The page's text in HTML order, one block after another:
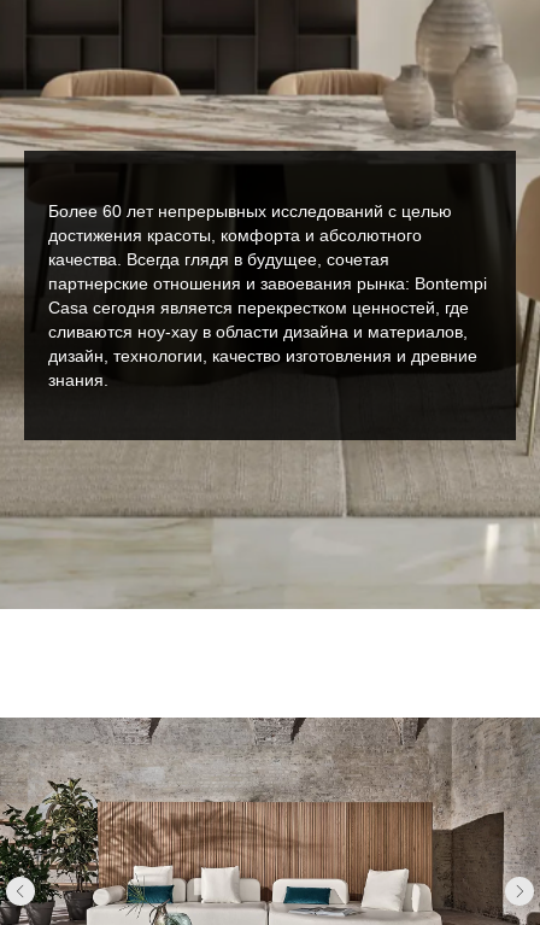
Более 60 лет непрерывных исследований с целью
достижения красоты, комфорта и абсолютного
качества. Всегда глядя в будущее, сочетая
партнерские отношения и завоевания рынка: Bontempi
Casa сегодня является перекрестком ценностей, где
сливаются ноу-хау в области дизайна и материалов,
дизайн, технологии, качество изготовления и древние
знания.